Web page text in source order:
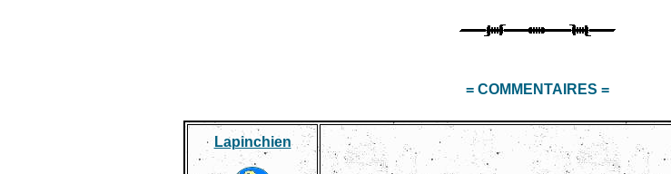
= COMMENTAIRES =
Lapinchien